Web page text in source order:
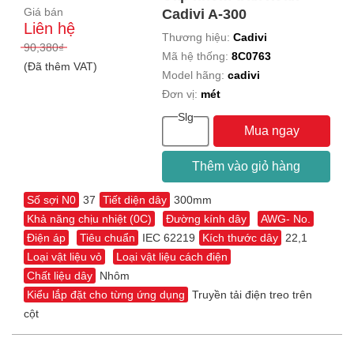
Giá bán
Liên hệ
90,380₫
(Đã thêm VAT)
Cadivi A-300
Thương hiệu:Cadivi
Mã hệ thống:8C0763
Model hãng:cadivi
Đơn vị: mét
Slg
Mua ngay
Thêm vào giỏ hàng
Số sợi N0 37 Tiết diện dây 300mm
Khả năng chịu nhiệt (0C)
Đường kính dây
AWG- No.
Điện áp
Tiêu chuẩn IEC 62219 Kích thước dây 22,1
Loại vật liệu vỏ
Loại vật liệu cách điện
Chất liệu dây
Nhôm
Kiểu lắp đặt cho từng ứng dụng
Truyền tải điện treo trên
cột